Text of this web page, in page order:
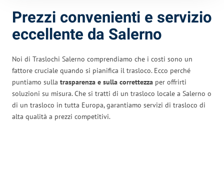
Prezzi convenienti e servizio
eccellente da Salerno
Noi di Traslochi Salerno comprendiamo che i costi sono un
fattore cruciale quando si pianifica il trasloco. Ecco perché
puntiamo sulla trasparenza e sulla correttezza per offrirti
soluzioni su misura. Che si tratti di un trasloco locale a Salerno o
di un trasloco in tutta Europa, garantiamo servizi di trasloco di
alta qualità a prezzi competitivi.